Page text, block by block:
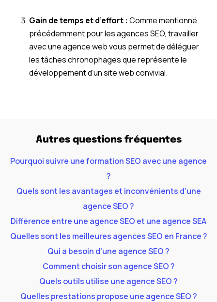
Gain de temps et d’effort : Comme mentionné
précédemment pour les agences SEO, travailler
avec une agence web vous permet de déléguer
les tâches chronophages que représente le
développement d’un site web convivial.
Autres questions fréquentes
Pourquoi suivre une formation SEO avec une agence
?
Quels sont les avantages et inconvénients d’une
agence SEO ?
Différence entre une agence SEO et une agence SEA
Quelles sont les meilleures agences SEO en France ?
Qui a besoin d’une agence SEO ?
Comment choisir son agence SEO ?
Quels outils utilise une agence SEO ?
Quelles prestations propose une agence SEO ?